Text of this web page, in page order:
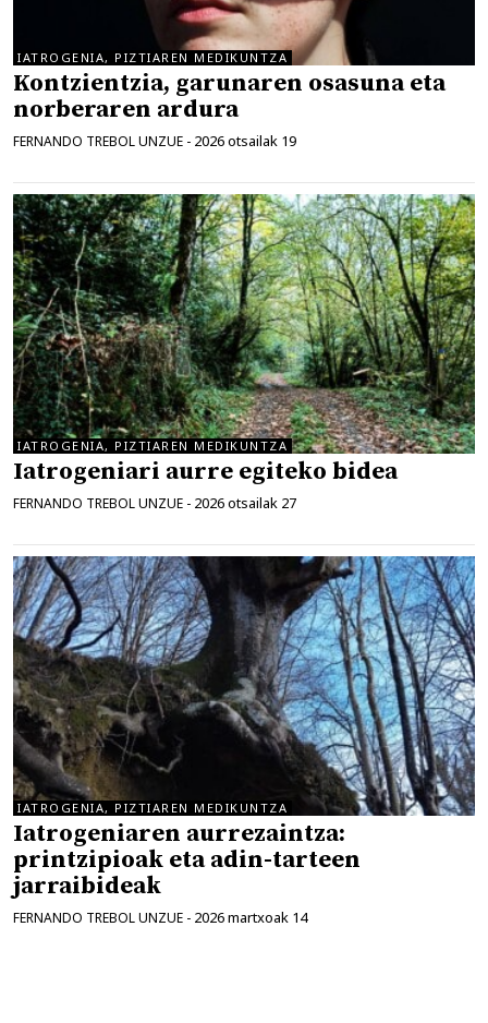
IATROGENIA, PIZTIAREN MEDIKUNTZA
Kontzientzia, garunaren osasuna eta
norberaren ardura
FERNANDO TREBOL UNZUE - 2026 otsailak 19
IATROGENIA, PIZTIAREN MEDIKUNTZA
Iatrogeniari aurre egiteko bidea
FERNANDO TREBOL UNZUE - 2026 otsailak 27
IATROGENIA, PIZTIAREN MEDIKUNTZA
Iatrogeniaren aurrezaintza:
printzipioak eta adin-tarteen
jarraibideak
FERNANDO TREBOL UNZUE - 2026 martxoak 14